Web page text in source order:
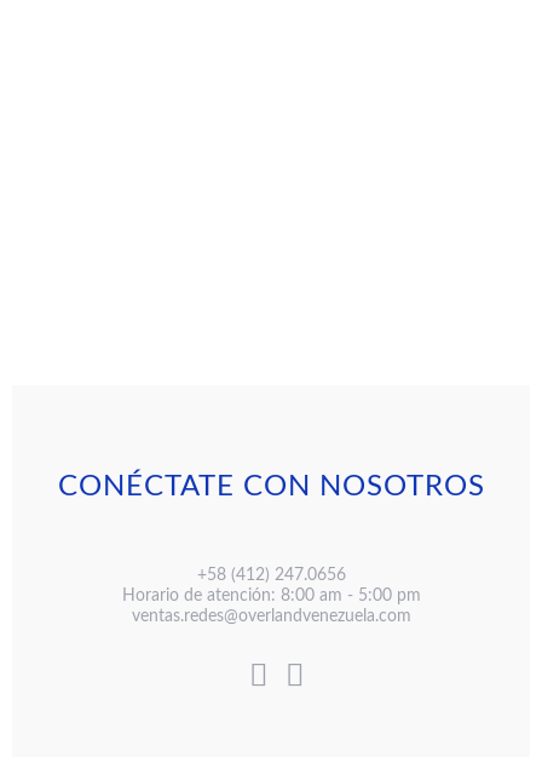
CONÉCTATE CON NOSOTROS
+58 (412) 247.0656
Horario de atención: 8:00 am - 5:00 pm
ventas.redes@overlandvenezuela.com